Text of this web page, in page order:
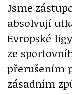
Jsme
absolvují
Evropské
ze
přerušením
zásadním